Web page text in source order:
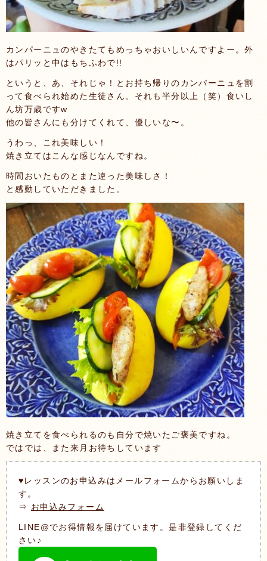
カンパーニュのやきたてもめっちゃおいしいんですよー。外
はパリッと中はもちふわで!!
というと、あ、それじゃ！とお持ち帰りのカンパーニュを割
って食べられ始めた生徒さん。それも半分以上（笑）食いし
ん坊万歳ですw
他の皆さんにも分けてくれて、優しいな〜。
うわっ、これ美味しい！
焼き立てはこんな感じなんですね。
時間おいたものとまた違った美味しさ！
と感動していただきました。
焼き立てを食べられるのも自分で焼いたご褒美ですね。
ではでは、また来月お待ちしています
♥レッスンのお申込みはメールフォームからお願いしま
す。
⇒ お申込みフォーム
LINE@でお得情報を届けています。是非登録してくだ
さい♪